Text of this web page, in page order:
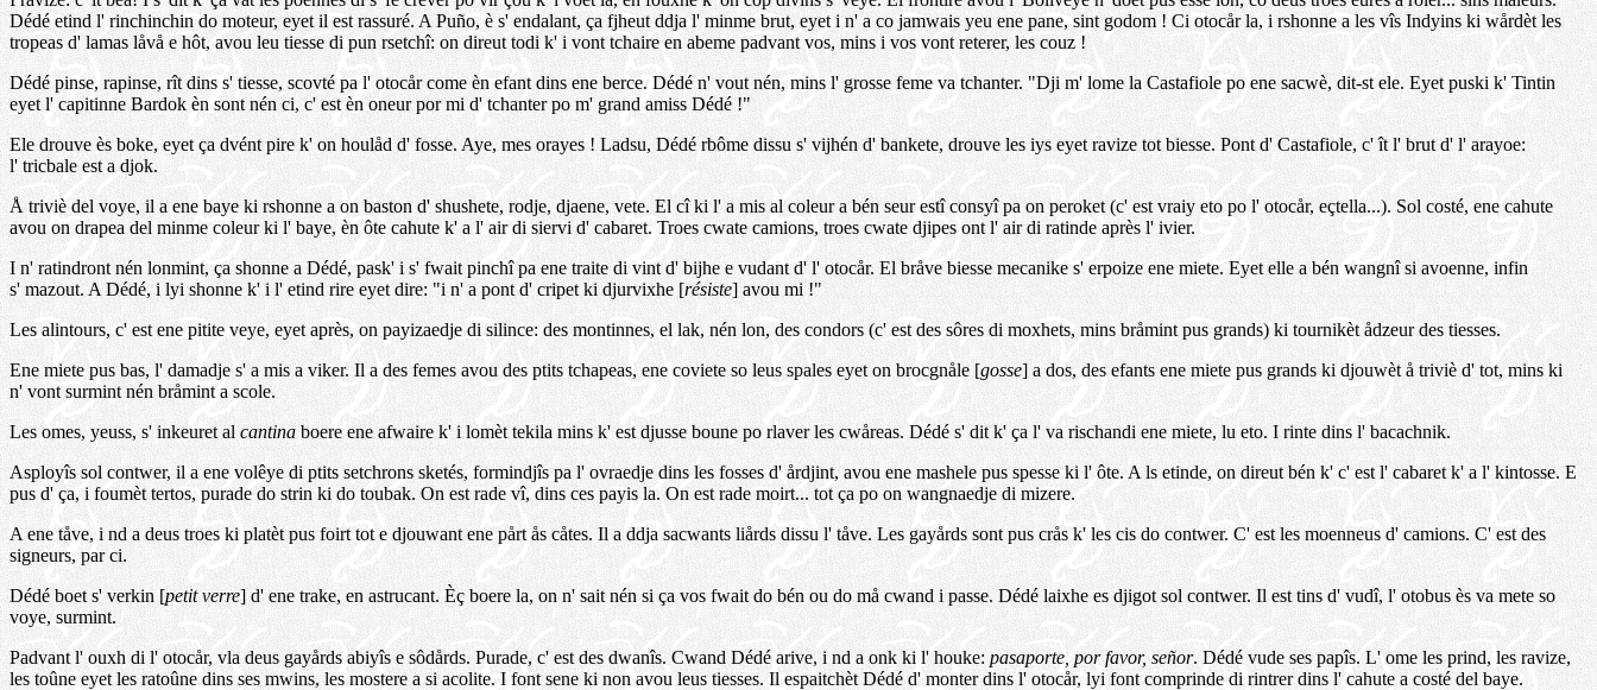
Dédé etind l' rinchinchin do moteur, eyet il est rassuré. A Puño, è s' endalant, ça fjheut ddja l' minme brut, eyet i n' a co jamwais yeu ene pane, sint godom ! Ci otocår la, i rshonne a les vîs Indyins ki wårdèt les
tropeas d' lamas låvå e hôt, avou leu tiesse di pun rsetchî: on direut todi k' i vont tchaire en abeme padvant vos, mins i vos vont reterer, les couz !
Dédé pinse, rapinse, rît dins s' tiesse, scovté pa l' otocår come èn efant dins ene berce. Dédé n' vout nén, mins l' grosse feme va tchanter. "Dji m' lome la Castafiole po ene sacwè, dit-st ele. Eyet puski k' Tintin
eyet l' capitinne Bardok èn sont nén ci, c' est èn oneur por mi d' tchanter po m' grand amiss Dédé !"
Ele drouve ès boke, eyet ça dvént pire k' on houlåd d' fosse. Aye, mes orayes ! Ladsu, Dédé rbôme dissu s' vijhén d' bankete, drouve les iys eyet ravize tot biesse. Pont d' Castafiole, c' ît l' brut d' l' arayoe:
l' tricbale est a djok.
Å triviè del voye, il a ene baye ki rshonne a on baston d' shushete, rodje, djaene, vete. El cî ki l' a mis al coleur a bén seur estî consyî pa on peroket (c' est vraiy eto po l' otocår, eçtella...). Sol costé, ene cahute
avou on drapea del minme coleur ki l' baye, èn ôte cahute k' a l' air di siervi d' cabaret. Troes cwate camions, troes cwate djipes ont l' air di ratinde après l' ivier.
I n' ratindront nén lonmint, ça shonne a Dédé, pask' i s' fwait pinchî pa ene traite di vint d' bijhe e vudant d' l' otocår. El bråve biesse mecanike s' erpoize ene miete. Eyet elle a bén wangnî si avoenne, infin
s' mazout. A Dédé, i lyi shonne k' i l' etind rire eyet dire: "i n' a pont d' cripet ki djurvixhe [résiste] avou mi !"
Les alintours, c' est ene pitite veye, eyet après, on payizaedje di silince: des montinnes, el lak, nén lon, des condors (c' est des sôres di moxhets, mins bråmint pus grands) ki tournikèt ådzeur des tiesses.
Ene miete pus bas, l' damadje s' a mis a viker. Il a des femes avou des ptits tchapeas, ene coviete so leus spales eyet on brocgnåle [gosse] a dos, des efants ene miete pus grands ki djouwèt å triviè d' tot, mins ki
n' vont surmint nén bråmint a scole.
Les omes, yeuss, s' inkeuret alcantina boere ene afwaire k' i lomèt tekila mins k' est djusse boune po rlaver les cwåreas. Dédé s' dit k' ça l' va rischandi ene miete, lu eto. I rinte dins l' bacachnik.
Asployîs sol contwer, il a ene volêye di ptits setchrons sketés, formindjîs pa l' ovraedje dins les fosses d' årdjint, avou ene mashele pus spesse ki l' ôte. A ls etinde, on direut bén k' c' est l' cabaret k' a l' kintosse. E
pus d' ça, i foumèt tertos, purade do strin ki do toubak. On est rade vî, dins ces payis la. On est rade moirt... tot ça po on wangnaedje di mizere.
A ene tåve, i nd a deus troes ki platèt pus foirt tot e djouwant ene pårt ås cåtes. Il a ddja sacwants liårds dissu l' tåve. Les gayårds sont pus crås k' les cis do contwer. C' est les moenneus d' camions. C' est des
signeurs, par ci.
Dédé boet s' verkin [petit verre] d' ene trake, en astrucant. Èç boere la, on n' sait nén si ça vos fwait do bén ou do må cwand i passe. Dédé laixhe es djigot sol contwer. Il est tins d' vudî, l' otobus ès va mete so
voye, surmint.
Padvant l' ouxh di l' otocår, vla deus gayårds abiyîs e sôdårds. Purade, c' est des dwanîs. Cwand Dédé arive, i nd a onk ki l' houke:pasaporte, por favor, señor. Dédé vude ses papîs. L' ome les prind, les ravize,
les toûne eyet les ratoûne dins ses mwins, les mostere a si acolite. I font sene ki non avou leus tiesses. Il espaitchèt Dédé d' monter dins l' otocår, lyi font comprinde di rintrer dins l' cahute a costé del baye.